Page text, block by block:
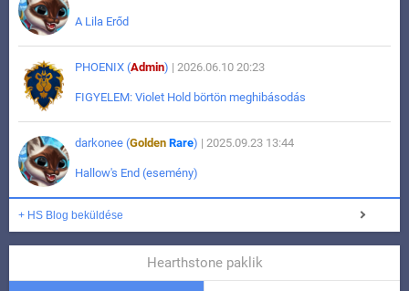
A Lila Erőd
PHOENIX (Admin) | 2026.06.10 20:23
FIGYELEM: Violet Hold börtön meghibásodás
darkonee (Golden Rare) | 2025.09.23 13:44
Hallow's End (esemény)
+ HS Blog beküldése
Hearthstone paklik